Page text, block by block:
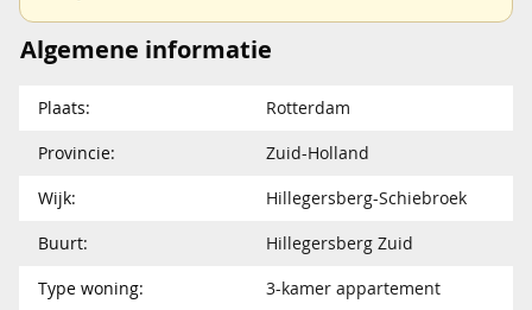
Algemene informatie
Plaats:
Rotterdam
Provincie:
Zuid-Holland
Wijk:
Hillegersberg-Schiebroek
Buurt:
Hillegersberg Zuid
Type woning:
3-kamer appartement